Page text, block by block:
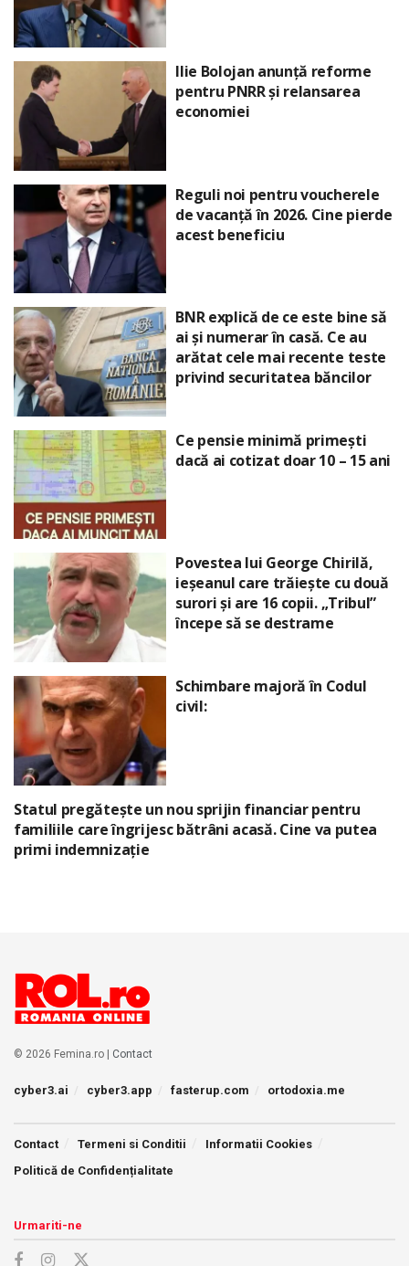
Ilie Bolojan anunță reforme
pentru PNRR și relansarea
economiei
Reguli noi pentru voucherele
de vacanță în 2026. Cine pierde
acest beneficiu
BNR explică de ce este bine să
ai și numerar în casă. Ce au
arătat cele mai recente teste
privind securitatea băncilor
Ce pensie minimă primești
dacă ai cotizat doar 10 – 15 ani
Povestea lui George Chirilă,
ieșeanul care trăiește cu două
surori și are 16 copii. „Tribul”
începe să se destrame
Schimbare majoră în Codul
civil:
Statul pregătește un nou sprijin financiar pentru
familiile care îngrijesc bătrâni acasă. Cine va putea
primi indemnizație
© 2026 Femina.ro | Contact
cyber3.ai cyber3.app fasterup.com ortodoxia.me
Contact Termeni si Conditii
Informatii Cookies
Politică de Confidențialitate
Urmariti-ne